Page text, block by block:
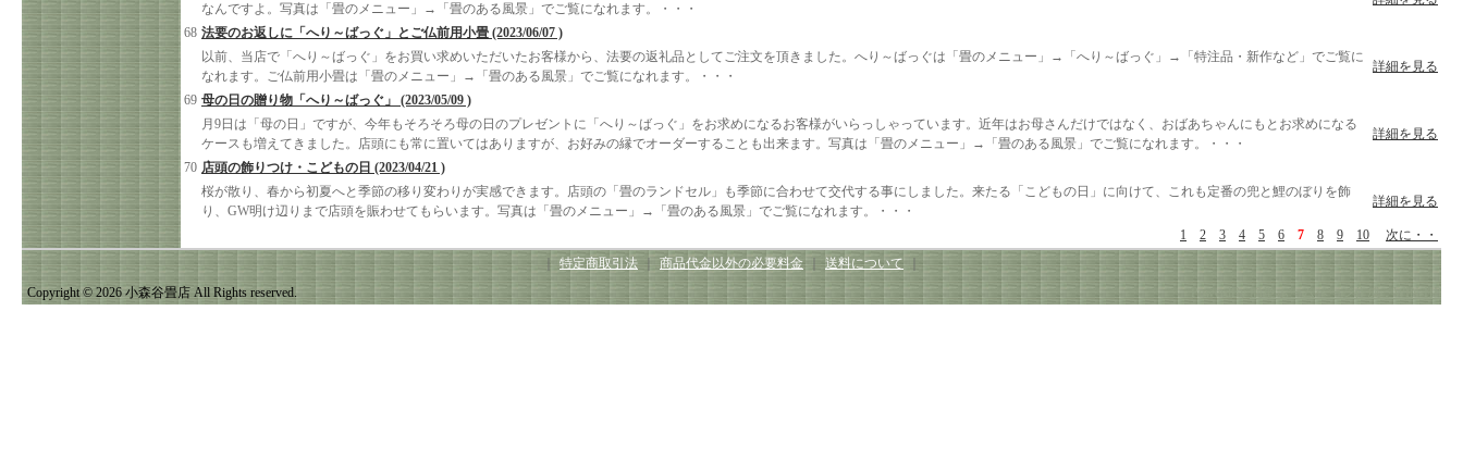
なんですよ。写真は「畳のメニュー」→「畳のある風景」でご覧になれます。・・・
68 法要のお返しに「へり～ばっぐ」とご仏前用小畳 (2023/06/07 )
以前、当店で「へり～ばっぐ」をお買い求めいただいたお客様から、法要の返礼品としてご注文を頂きました。へり～ばっぐは「畳のメニュー」→「へり～ばっぐ」→「特注品・新作など」でご覧に
なれます。ご仏前用小畳は「畳のメニュー」→「畳のある風景」でご覧になれます。・・・
詳細を見る
69 母の日の贈り物「へり～ばっぐ」 (2023/05/09 )
月9日は「母の日」ですが、今年もそろそろ母の日のプレゼントに「へり～ばっぐ」をお求めになるお客様がいらっしゃっています。近年はお母さんだけではなく、おばあちゃんにもとお求めになる
ケースも増えてきました。店頭にも常に置いてはありますが、お好みの縁でオーダーすることも出来ます。写真は「畳のメニュー」→「畳のある風景」でご覧になれます。・・・
詳細を見る
70 店頭の飾りつけ・こどもの日 (2023/04/21 )
桜が散り、春から初夏へと季節の移り変わりが実感できます。店頭の「畳のランドセル」も季節に合わせて交代する事にしました。来たる「こどもの日」に向けて、これも定番の兜と鯉のぼりを飾
り、GW明け辺りまで店頭を賑わせてもらいます。写真は「畳のメニュー」→「畳のある風景」でご覧になれます。・・・
詳細を見る
1 2 3 4 5 6 7 8 9 10
次に・・
｜ 特定商取引法 商品代金以外の必要料金 送料について
Copyright © 2026 小森谷畳店 All Rights reserved.